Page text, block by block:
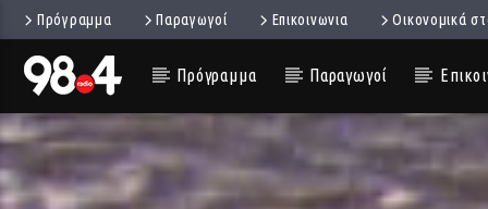
Πρόγραμμα Παραγωγοί Επικοινωνια Οικονομικά
Πρόγραμμα Παραγωγοί